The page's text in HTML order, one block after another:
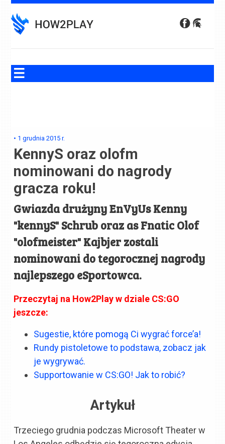
to
content
• 1 grudnia 2015 r.
KennyS oraz olofm
nominowani do nagrody
gracza roku!
Gwiazda drużyny EnVyUs Kenny
"kennyS" Schrub oraz as Fnatic Olof
"olofmeister" Kajbjer zostali
nominowani do tegorocznej nagrody
najlepszego eSportowca.
Przeczytaj na How2Play w dziale CS:GO
jeszcze:
Sugestie, które pomogą Ci wygrać force’a!
Rundy pistoletowe to podstawa, zobacz jak
je wygrywać.
Supportowanie w CS:GO! Jak to robić?
Artykuł
Trzeciego grudnia podczas Microsoft Theater w